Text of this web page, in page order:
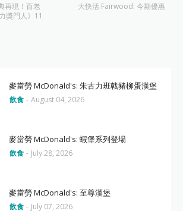
大快活 Fairwood: 今期優惠
再現！百老
獎門人》11
麥當勞 McDonald's: 朱古力班戟豬柳蛋漢堡
飲食 - August 04, 2026
麥當勞 McDonald's: 蝦堡系列登場
飲食 - July 28, 2026
麥當勞 McDonald's: 至尊漢堡
飲食 - July 07, 2026